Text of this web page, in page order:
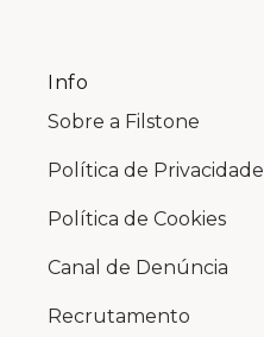
Info
Sobre a Filstone
Política de Privacidade
Política de Cookies
Canal de Denúncia
Recrutamento